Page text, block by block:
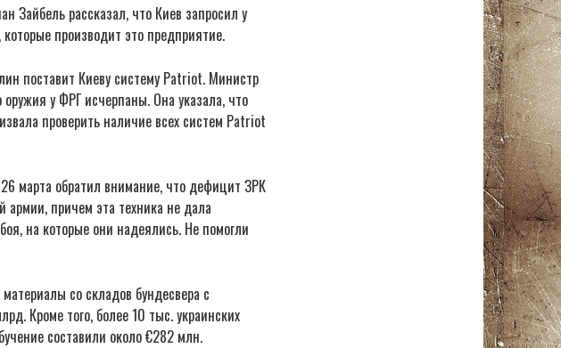
Зайбель рассказал, что Киев запросил у
производит это предприятие.
поставит Киеву систему Patriot. Министр
у ФРГ исчерпаны. Она указала, что
проверить наличие всех систем Patriot
марта обратил внимание, что дефицит ЗРК
армии, причем эта техника не дала
на которые они надеялись. Не помогли
со складов бундесвера с
Кроме того, более 10 тыс. украинских
составили около €282 млн.